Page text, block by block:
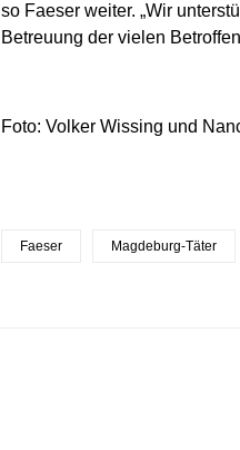
so Faeser weiter. „Wir
Betreuung der vielen
Foto: Volker Wissing und
Faeser Magdeburg-Täter